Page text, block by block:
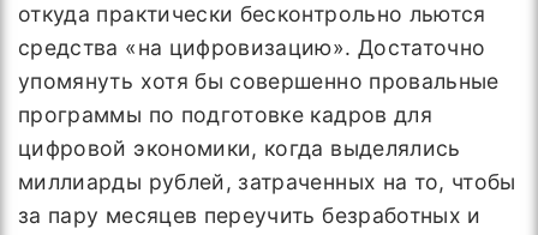
откуда практически бесконтрольно льются
средства «на цифровизацию». Достаточно
упомянуть хотя бы совершенно провальные
программы по подготовке кадров для
цифровой экономики, когда выделялись
миллиарды рублей, затраченных на то, чтобы
за пару месяцев переучить безработных и